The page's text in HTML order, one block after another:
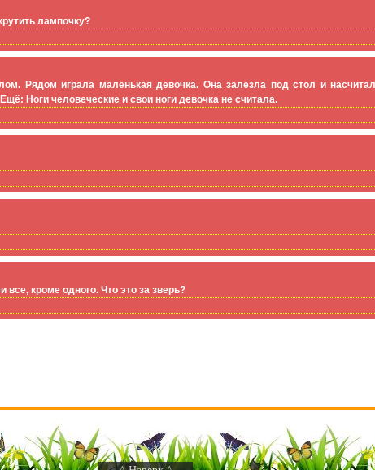
лампочку?
Рядом играла маленькая девочка. Она залезла под стол и
Ноги человеческие и свои ноги девочка не считала.
кроме одного. Что это за зверь?